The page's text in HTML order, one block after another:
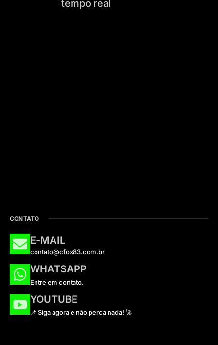
tempo real
CONTATO
E-MAIL
contato@cfox83.com.br
WHATSAPP
Entre em contato.
YOUTUBE
📌 Siga agora e não perca nada! 🚀